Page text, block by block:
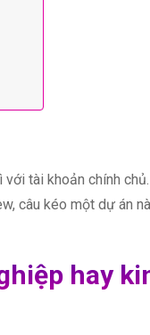
tài khoản chính chủ.
câu kéo một dự án
hay